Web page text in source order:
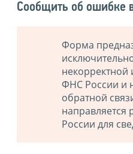
Сообщить об ошибке
Форма
ФНС России и
обратной
направляется
России для